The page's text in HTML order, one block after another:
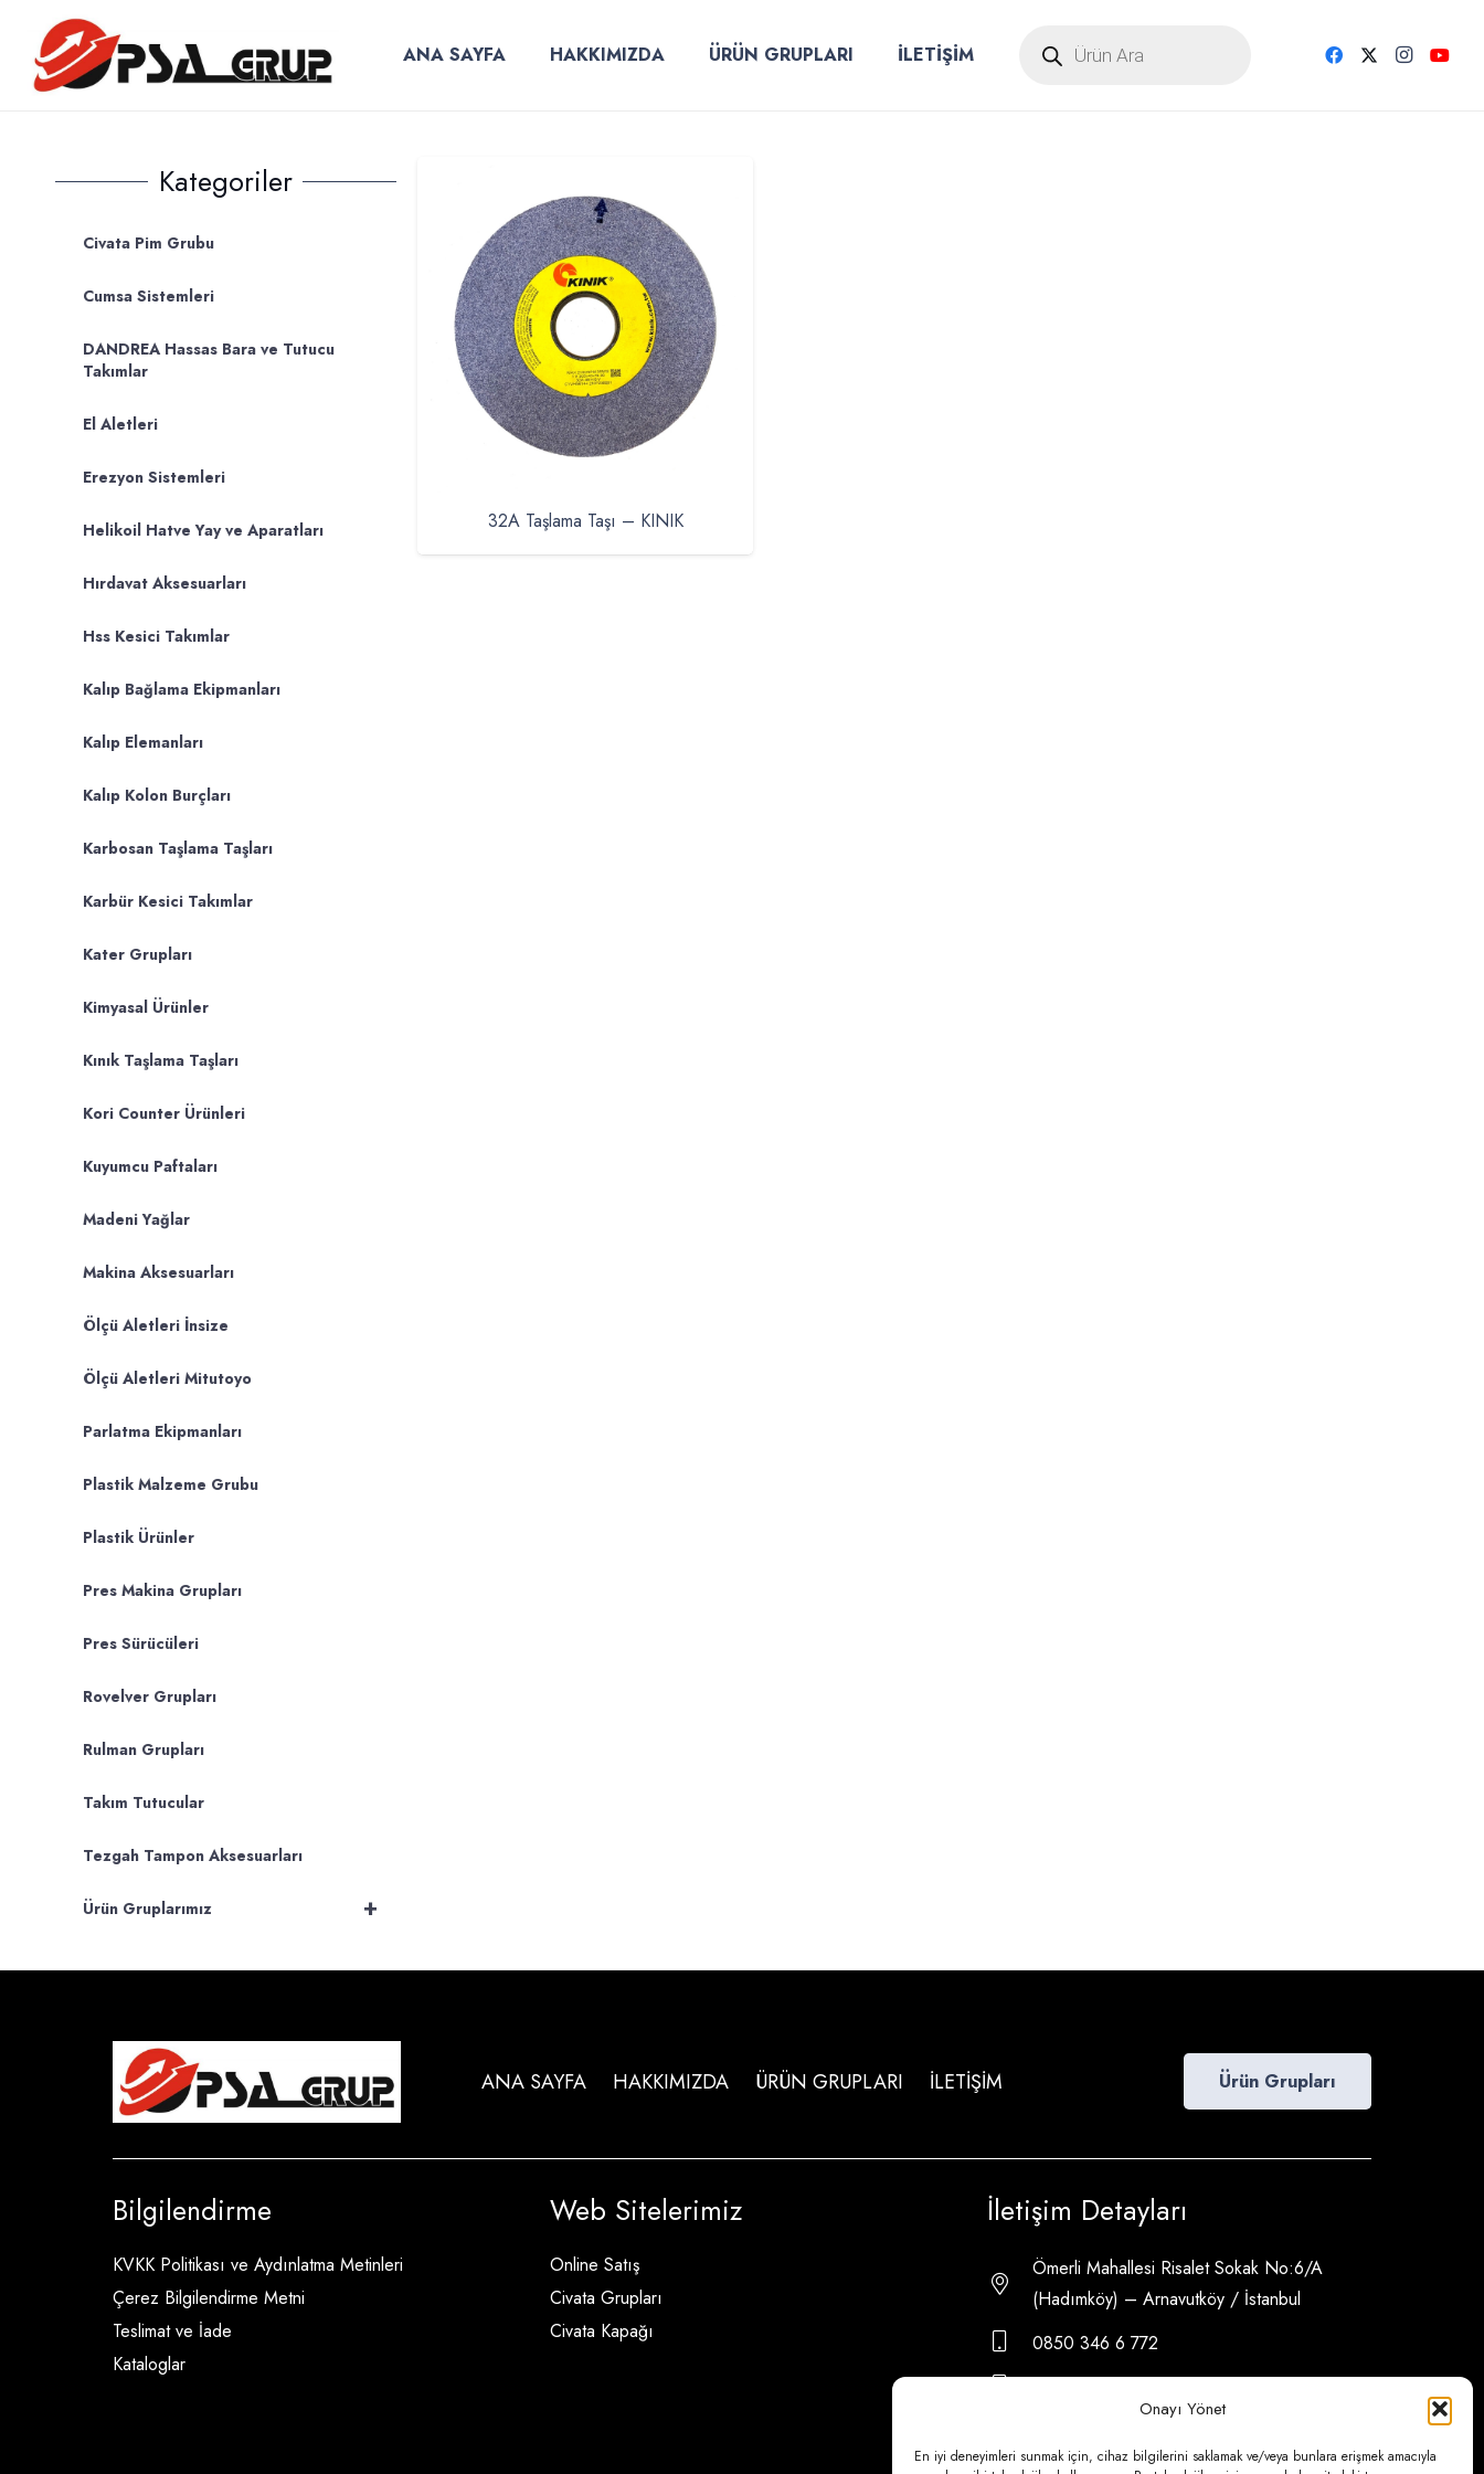
Onayı Yönet
En iyi deneyimleri sunmak için, cihaz bilgilerini saklamak ve/veya bunlara erişmek amacıyla
ANA SAYFA HAKKIMIZDA ÜRÜN GRUPLARI İLETİŞİM search
Kategoriler
Civata Pim Grubu
Cumsa Sistemleri
DANDREA Hassas Bara ve Tutucu
Takımlar
El Aletleri
Erezyon Sistemleri
Helikoil Hatve Yay ve Aparatları
Hırdavat Aksesuarları
Hss Kesici Takımlar
Kalıp Bağlama Ekipmanları
Kalıp Elemanları
Kalıp Kolon Burçları
Karbosan Taşlama Taşları
Karbür Kesici Takımlar
Kater Grupları
Kimyasal Ürünler
Kınık Taşlama Taşları
Kori Counter Ürünleri
Kuyumcu Paftaları
Madeni Yağlar
Makina Aksesuarları
Ölçü Aletleri İnsize
Ölçü Aletleri Mitutoyo
Parlatma Ekipmanları
Plastik Malzeme Grubu
Plastik Ürünler
Pres Makina Grupları
Pres Sürücüleri
Rovelver Grupları
Rulman Grupları
Takım Tutucular
Tezgah Tampon Aksesuarları
+
Ürün Gruplarımız
32A Taşlama Taşı – KINIK
ANA SAYFA HAKKIMIZDA ÜRÜN GRUPLARI İLETİŞİM Ürün Grupları
Bilgilendirme
KVKK Politikası ve Aydınlatma Metinleri
Çerez Bilgilendirme Metni
Teslimat ve İade
Kataloglar
Web Sitelerimiz
Online Satış
Civata Grupları
Civata Kapağı
İletişim Detayları
Ömerli Mahallesi Risalet Sokak No:6/A
(Hadımköy) – Arnavutköy / İstanbul
0850 346 6 772